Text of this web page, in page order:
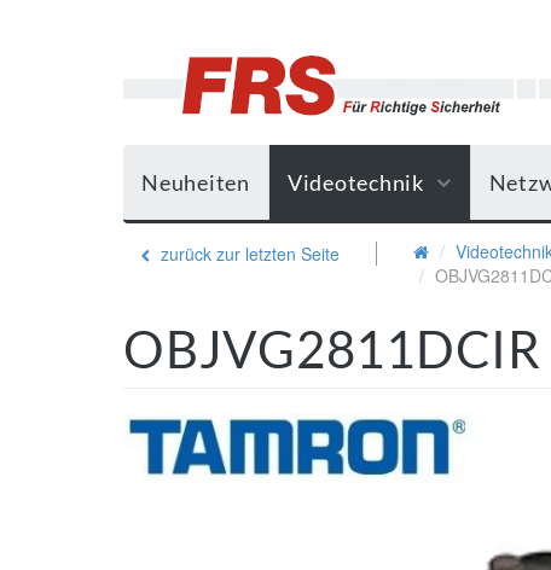
Neuheiten Videotechnik
zurück zur letzten Seite
OBJVG2811DCIR